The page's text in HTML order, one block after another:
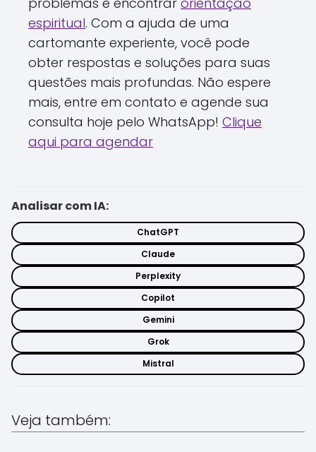
espiritual. Com a ajuda de uma
cartomante experiente, você pode
obter respostas e soluções para suas
questões mais profundas. Não espere
mais, entre em contato e agende sua
consulta hoje pelo WhatsApp! Clique
aqui para agendar
Analisar com IA:
ChatGPT
Claude
Perplexity
Copilot
Gemini
Grok
Mistral
Veja também: